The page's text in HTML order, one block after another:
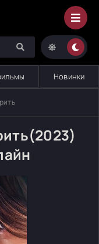
Новинки